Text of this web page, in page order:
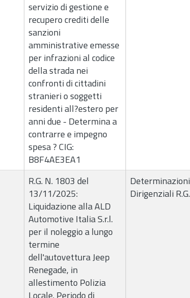
servizio di gestione e
recupero crediti delle
sanzioni
amministrative emesse
per infrazioni al codice
della strada nei
confronti di cittadini
stranieri o soggetti
residenti all?estero per
anni due - Determina a
contrarre e impegno
spesa ? CIG:
B8F4AE3EA1
R.G. N. 1803 del
13/11/2025:
Liquidazione alla ALD
Automotive Italia S.r.l.
per il noleggio a lungo
termine
dell'autovettura Jeep
Renegade, in
allestimento Polizia
Locale. Periodo di
Determinazioni
Dirigenziali R.G.